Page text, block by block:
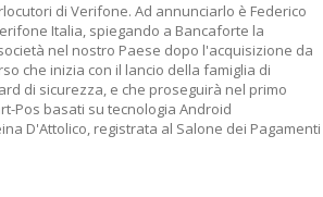
di Verifone. Ad annunciarlo è Federico
Italia, spiegando a Bancaforte la
nel nostro Paese dopo l'acquisizione da
che inizia con il lancio della famiglia di
di sicurezza, e che proseguirà nel primo
Pos basati su tecnologia Android
D'Attolico, registrata al Salone dei Pagamenti